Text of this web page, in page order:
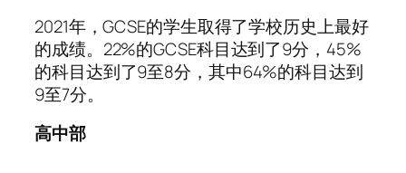
2021年，GCSE的学生取得了学校历史上最好
的成绩。22%的GCSE科目达到了9分，45%
的科目达到了9至8分，其中64%的科目达到
9至7分。
高中部